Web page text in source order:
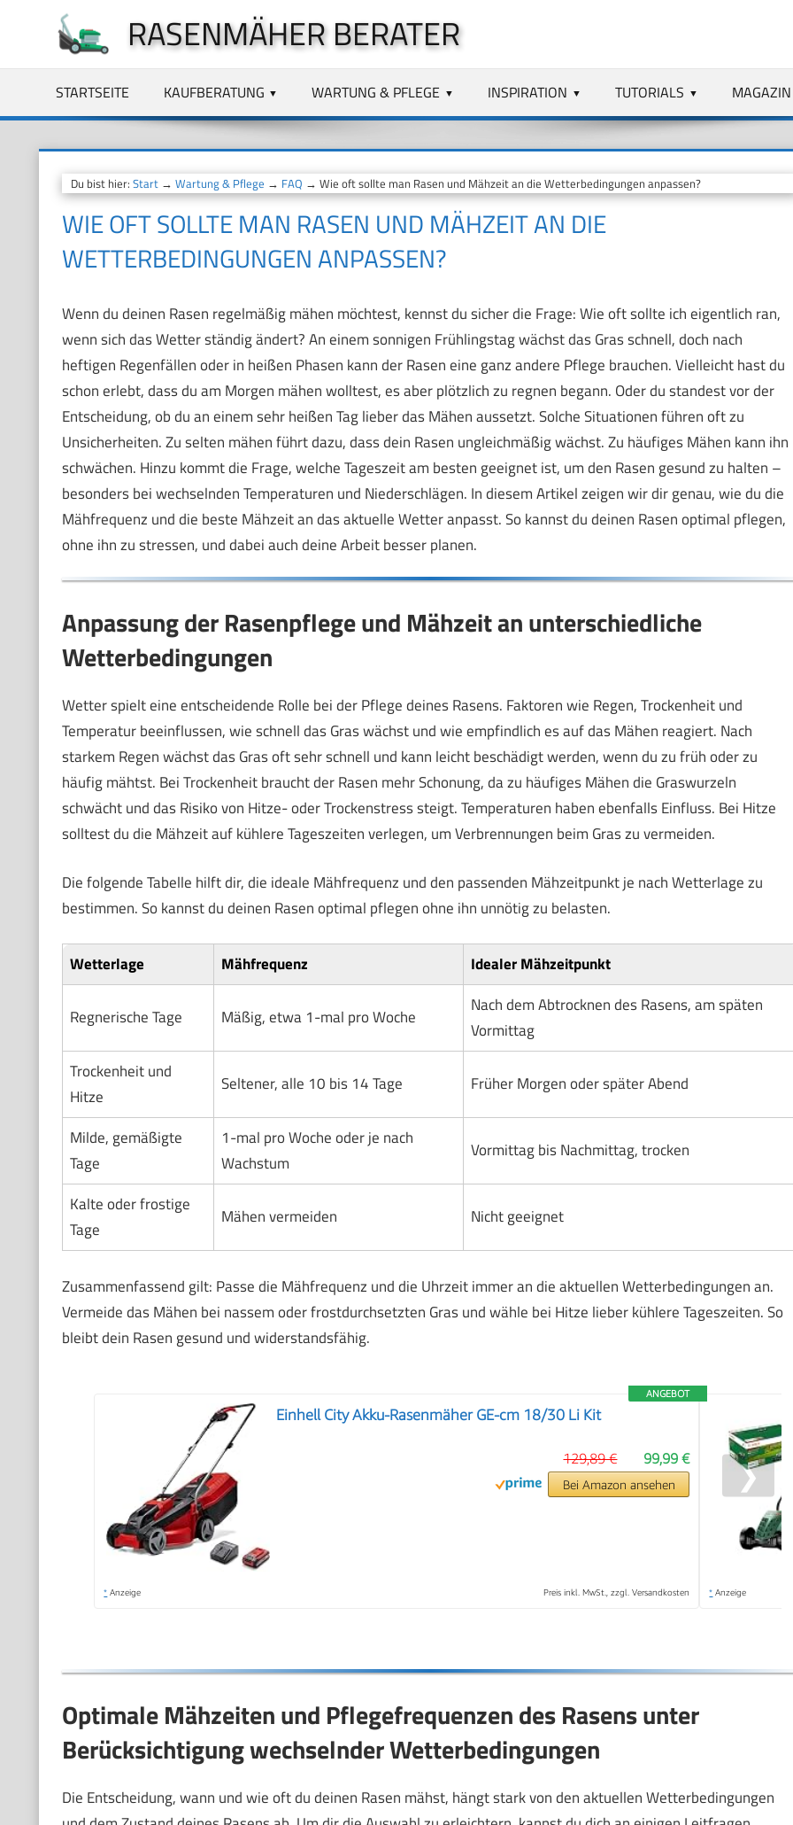
springen
RASENMÄHER BERATER
STARTSEITE KAUFBERATUNG WARTUNG & PFLEGE INSPIRATION TUTORIALS MAGAZIN
Du bist hier: Start→ Wartung & Pflege → FAQ → Wie oft sollte man Rasen und Mähzeit an die Wetterbedingungen anpassen?
WIE OFT SOLLTE MAN RASEN UND MÄHZEIT AN DIE
WETTERBEDINGUNGEN ANPASSEN?
Wenn du deinen Rasen regelmäßig mähen möchtest, kennst du sicher die Frage: Wie oft sollte ich eigentlich ran,
wenn sich das Wetter ständig ändert? An einem sonnigen Frühlingstag wächst das Gras schnell, doch nach
heftigen Regenfällen oder in heißen Phasen kann der Rasen eine ganz andere Pflege brauchen. Vielleicht hast du
schon erlebt, dass du am Morgen mähen wolltest, es aber plötzlich zu regnen begann. Oder du standest vor der
Entscheidung, ob du an einem sehr heißen Tag lieber das Mähen aussetzt. Solche Situationen führen oft zu
Unsicherheiten. Zu selten mähen führt dazu, dass dein Rasen ungleichmäßig wächst. Zu häufiges Mähen kann ihn
schwächen. Hinzu kommt die Frage, welche Tageszeit am besten geeignet ist, um den Rasen gesund zu halten –
besonders bei wechselnden Temperaturen und Niederschlägen. In diesem Artikel zeigen wir dir genau, wie du die
Mähfrequenz und die beste Mähzeit an das aktuelle Wetter anpasst. So kannst du deinen Rasen optimal pflegen,
ohne ihn zu stressen, und dabei auch deine Arbeit besser planen.
Anpassung der Rasenpflege und Mähzeit an unterschiedliche
Wetterbedingungen
Wetter spielt eine entscheidende Rolle bei der Pflege deines Rasens. Faktoren wie Regen, Trockenheit und
Temperatur beeinflussen, wie schnell das Gras wächst und wie empfindlich es auf das Mähen reagiert. Nach
starkem Regen wächst das Gras oft sehr schnell und kann leicht beschädigt werden, wenn du zu früh oder zu
häufig mähtst. Bei Trockenheit braucht der Rasen mehr Schonung, da zu häufiges Mähen die Graswurzeln
schwächt und das Risiko von Hitze- oder Trockenstress steigt. Temperaturen haben ebenfalls Einfluss. Bei Hitze
solltest du die Mähzeit auf kühlere Tageszeiten verlegen, um Verbrennungen beim Gras zu vermeiden.
Die folgende Tabelle hilft dir, die ideale Mähfrequenz und den passenden Mähzeitpunkt je nach Wetterlage zu
bestimmen. So kannst du deinen Rasen optimal pflegen ohne ihn unnötig zu belasten.
Wetterlage Mähfrequenz Idealer Mähzeitpunkt
Regnerische Tage Mäßig, etwa 1-mal pro Woche
Nach dem Abtrocknen des Rasens, am späten
Vormittag
Trockenheit und
Hitze
Seltener, alle 10 bis 14 Tage Früher Morgen oder später Abend
Milde, gemäßigte
Tage
1-mal pro Woche oder je nach
Wachstum
Vormittag bis Nachmittag, trocken
Kalte oder frostige
Tage
Mähen vermeiden Nicht geeignet
Zusammenfassend gilt: Passe die Mähfrequenz und die Uhrzeit immer an die aktuellen Wetterbedingungen an.
Vermeide das Mähen bei nassem oder frostdurchsetzten Gras und wähle bei Hitze lieber kühlere Tageszeiten. So
bleibt dein Rasen gesund und widerstandsfähig.
ANGEBOT
Einhell City Akku-Rasenmäher GE-cm 18/30 Li Kit
99,99 €
129,89 €
Bei Amazon ansehen
* Anzeige Preis inkl. MwSt., zzgl. Versandkosten * Anzeige
❯
Optimale Mähzeiten und Pflegefrequenzen des Rasens unter
Berücksichtigung wechselnder Wetterbedingungen
Die Entscheidung, wann und wie oft du deinen Rasen mähst, hängt stark von den aktuellen Wetterbedingungen